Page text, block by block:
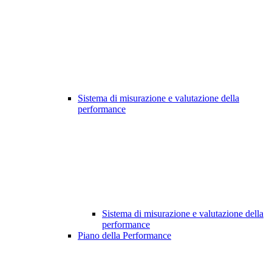
Sistema di misurazione e valutazione della
performance
Sistema di misurazione e valutazione della
performance
Piano della Performance